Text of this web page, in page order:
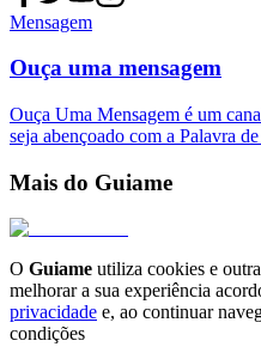
Mensagem
Ouça uma mensagem
Ouça Uma Mensagem é um
seja abençoado com a Palavra
Mais do Guiame
O Guiame utiliza cookies e
melhorar a sua experiência
privacidade e, ao continuar
condições